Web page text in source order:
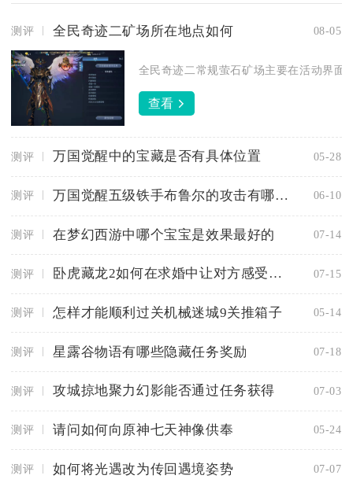
测评 全民奇迹二矿场所在地点如何 08-05
全民奇迹二常规萤石矿场主要在活动界面
查看
测评 万国觉醒中的宝藏是否有具体位置 05-28
测评 万国觉醒五级铁手布鲁尔的攻击有哪些特点 06-10
测评 在梦幻西游中哪个宝宝是效果最好的 07-14
测评 卧虎藏龙2如何在求婚中让对方感受幸福 07-15
测评 怎样才能顺利过关机械迷城9关推箱子 05-14
测评 星露谷物语有哪些隐藏任务奖励 07-18
测评 攻城掠地聚力幻影能否通过任务获得 07-03
测评 请问如何向原神七天神像供奉 05-24
测评 如何将光遇改为传回遇境姿势 07-07